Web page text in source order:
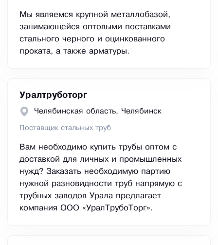
Мы являемся крупной металлобазой,
занимающейся оптовыми поставками
стального черного и оцинкованного
проката, а также арматуры.
Уралтруботорг
Челябинская область, Челябинск
Поставщик стальных труб
Вам необходимо купить трубы оптом с
доставкой для личных и промышленных
нужд? Заказать необходимую партию
нужной разновидности труб напрямую с
трубных заводов Урала предлагает
компания ООО «УралТрубоТорг».